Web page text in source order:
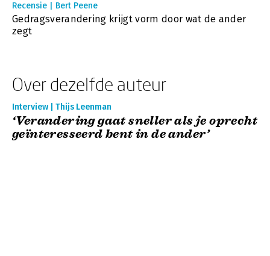
Recensie | Bert Peene
Gedragsverandering krijgt vorm door wat de ander
zegt
Over dezelfde auteur
Interview | Thijs Leenman
‘Verandering gaat sneller als je oprecht
geïnteresseerd bent in de ander’